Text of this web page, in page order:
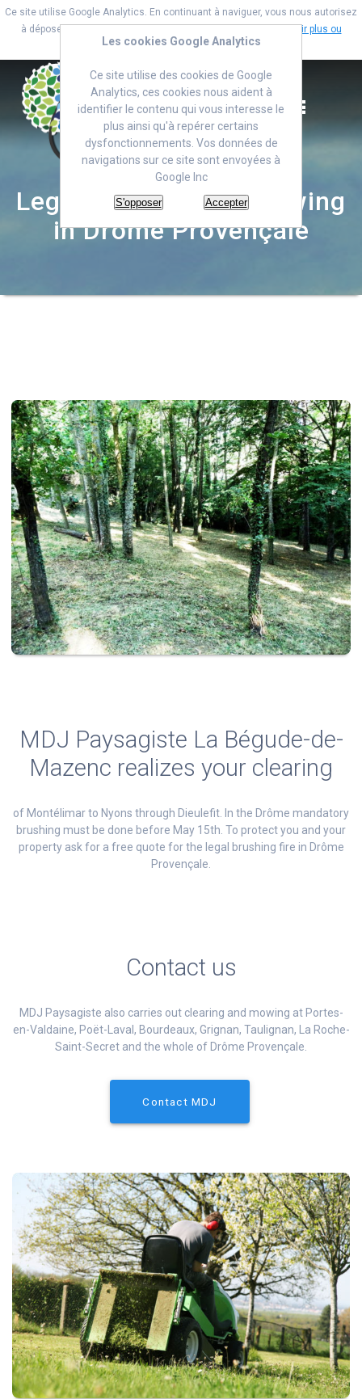
Les cookies Google Analytics
Ce site utilise des cookies de Google
Analytics, ces cookies nous aident à
identifier le contenu qui vous interesse le
plus ainsi qu'à repérer certains
dysfonctionnements. Vos données de
navigations sur ce site sont envoyées à
Google Inc
S'opposer Accepter
Ce site utilise Google Analytics. En continuant à naviguer, vous nous autorisez
à déposer un cookie à des fins de mesure d'audience.
En savoir plus ou
s'opposer.
Skip
to
content
Legal clearing and mowing
in Drôme Provençale
MDJ Paysagiste La Bégude-de-
Mazenc realizes your clearing
of Montélimar to Nyons through Dieulefit. In the Drôme mandatory
brushing must be done before May 15th. To protect you and your
property ask for a free quote for the legal brushing fire in Drôme
Provençale.
Contact us
MDJ Paysagiste also carries out clearing and mowing at Portes-
en-Valdaine, Poët-Laval, Bourdeaux, Grignan, Taulignan, La Roche-
Saint-Secret and the whole of Drôme Provençale.
Contact MDJ